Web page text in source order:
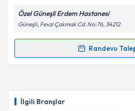
İlgili Branşlar
Kişisel verilerimin
Metni'ni okudum ve kişisel
kapsamda işlenmesini
Özel Güneşli Erdem Hastanesi
Güneşli, Fevzi Çakmak Cd. No:76, 34212
Randevu
Randevu Takvimi Talebi
için bir takvim hazırlandığında